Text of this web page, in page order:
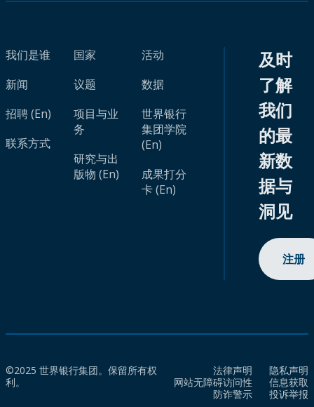
我们是谁
新闻
招聘 (En)
联系方式
国家
议题
项目与业
务
研究与出
版物 (En)
活动
数据
世界银行
集团学院
(En)
成果打分
卡 (En)
及时
了解
我们
的最
新数
据与
洞见
注册
©2025 世界银行集团。保留所有权
利。
法律声明
隐私声明
网站无障碍访问性
信息获取
防诈警示
投诉举报